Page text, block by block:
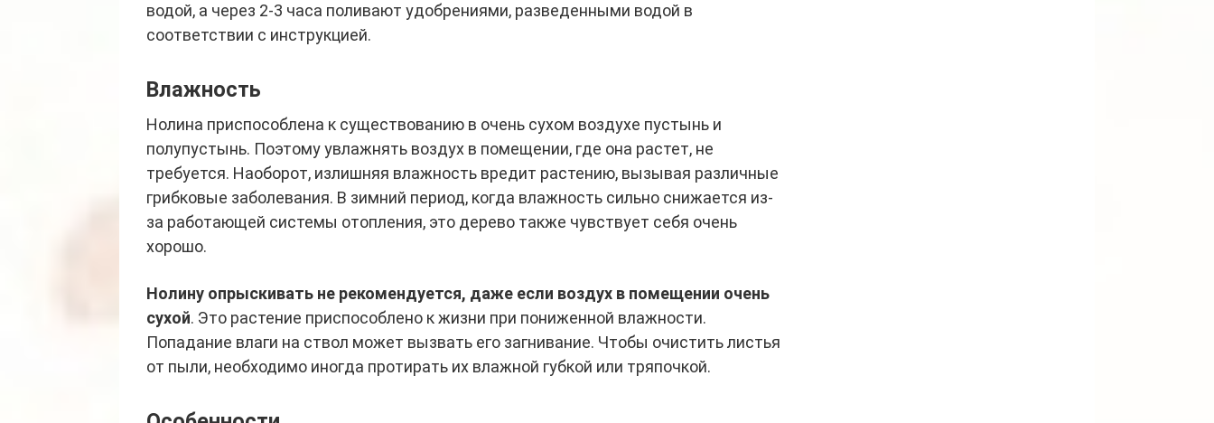
водой, а через 2-3 часа поливают удобрениями, разведенными водой в
соответствии с инструкцией.
Влажность
Нолина приспособлена к существованию в очень сухом воздухе пустынь и
полупустынь. Поэтому увлажнять воздух в помещении, где она растет, не
требуется. Наоборот, излишняя влажность вредит растению, вызывая различные
грибковые заболевания. В зимний период, когда влажность сильно снижается из-
за работающей системы отопления, это дерево также чувствует себя очень
хорошо.
Нолину опрыскивать не рекомендуется, даже если воздух в помещении очень
сухой. Это растение приспособлено к жизни при пониженной влажности.
Попадание влаги на ствол может вызвать его загнивание. Чтобы очистить листья
от пыли, необходимо иногда протирать их влажной губкой или тряпочкой.